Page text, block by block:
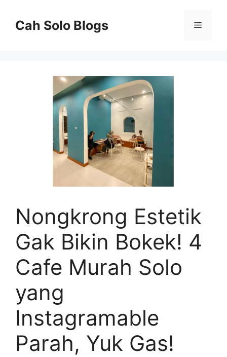
Cah Solo Blogs Menu
Nongkrong Estetik
Gak Bikin Bokek! 4
Cafe Murah Solo
yang
Instagramable
Parah, Yuk Gas!